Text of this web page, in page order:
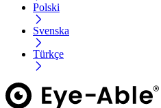
Polski
Svenska
Türkçe